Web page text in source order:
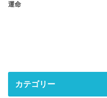
運命
カテゴリー